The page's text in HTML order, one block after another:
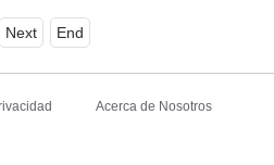
Next End
Acerca de Nosotros